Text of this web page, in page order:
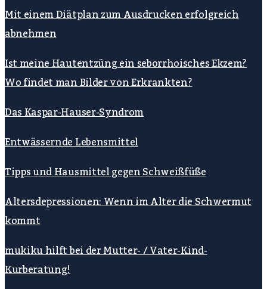
Mit einem Diätplan zum Ausdrucken erfolgreich
abnehmen
Ist meine Hautentzüng ein seborrhoisches Ekzem?
Wo findet man Bilder von Erkrankten?
Das Kaspar-Hauser-Syndrom
Entwässernde Lebensmittel
Tipps und Hausmittel gegen Schweißfüße
Altersdepressionen: Wenn im Alter die Schwermut
kommt
mukiku hilft bei der Mutter- / Vater-Kind-
Kurberatung!